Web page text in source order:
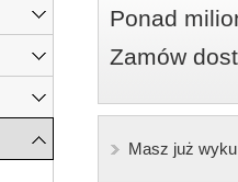
Ponad
Zamów
Masz już